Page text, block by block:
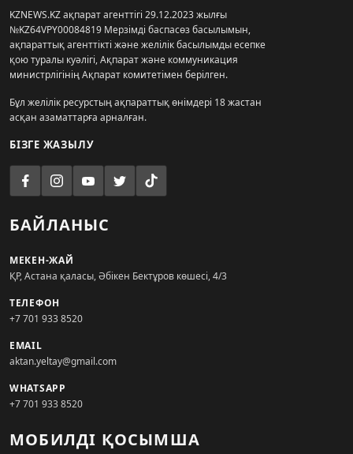
KZNEWS.KZ ақпарат агенттігі 29.12.2023 жылғы
№KZ64VPY00084819 Мерзімді баспасөз басылымын,
ақпараттық агенттікті және желілік басылымды есепке
қою туралы куәлігі, Ақпарат және коммуникация
министрлігінің Ақпарат комитетімен берілген.
Бұл желілік ресурстың ақпараттық өнімдері 18 жастан
асқан азаматтарға арналған.
БІЗГЕ ЖАЗЫЛУ
БАЙЛАНЫС
МЕКЕН-ЖАЙ
ҚР, Астана қаласы, Әбікен Бектұров көшесі, 4/3
ТЕЛЕФОН
+7 701 933 8520
EMAIL
aktan.yeltay@gmail.com
WHATSAPP
+7 701 933 8520
МОБИЛДІ ҚОСЫМША